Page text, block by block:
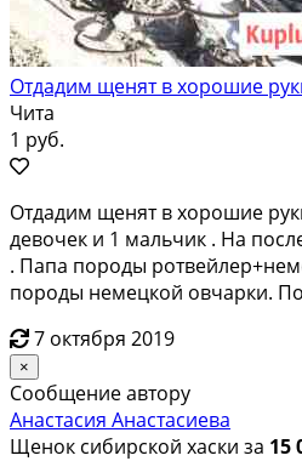
Отдадим щенят в хорошие
Чита
1 руб.
Отдадим щенят в хорошие
девочек и 1 мальчик . На
. Папа породы
породы немецкой овчарки.
7 октября 2019
×
Сообщение автору
Анастасия Анастасиева
Щенок сибирской хаски за 15